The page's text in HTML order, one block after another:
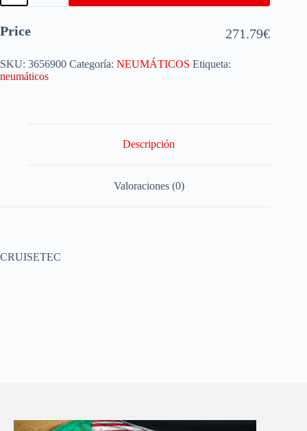
Price 271.79€
SKU: 3656900 Categoría: NEUMÁTICOS Etiqueta:
neumáticos
Descripción
Valoraciones (0)
CRUISETEC